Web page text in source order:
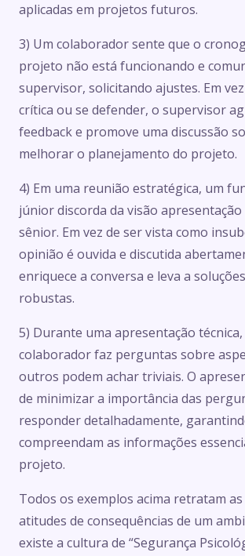
aplicadas em projetos futuros.
3) Um colaborador sente que o
projeto não está funcionando e
supervisor, solicitando ajustes. Em
crítica ou se defender, o supervisor
feedback e promove uma discussão
melhorar o planejamento do projeto.
4) Em uma reunião estratégica, um
júnior discorda da visão
sênior. Em vez de ser vista como
opinião é ouvida e discutida
enriquece a conversa e leva a
robustas.
5) Durante uma apresentação
colaborador faz perguntas sobre
outros podem achar triviais. O
de minimizar a importância das
responder detalhadamente,
compreendam as informações
projeto.
Todos os exemplos acima retratam
atitudes de consequências de um
existe a cultura de “Segurança